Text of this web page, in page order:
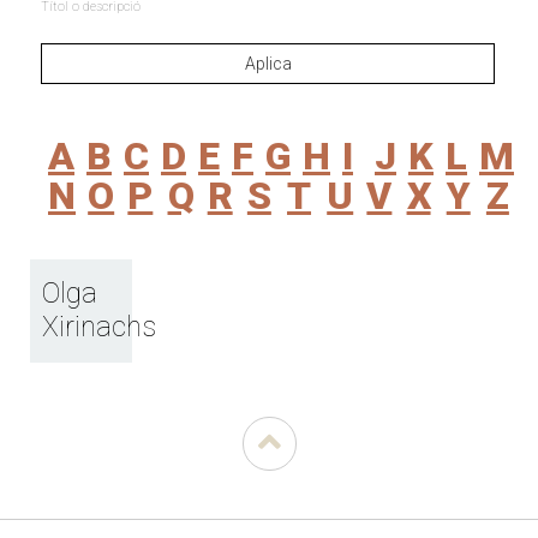
Títol o descripció
A B C D E F G H I J K L M
N O P Q R S T U V X Y Z
Olga
Xirinachs